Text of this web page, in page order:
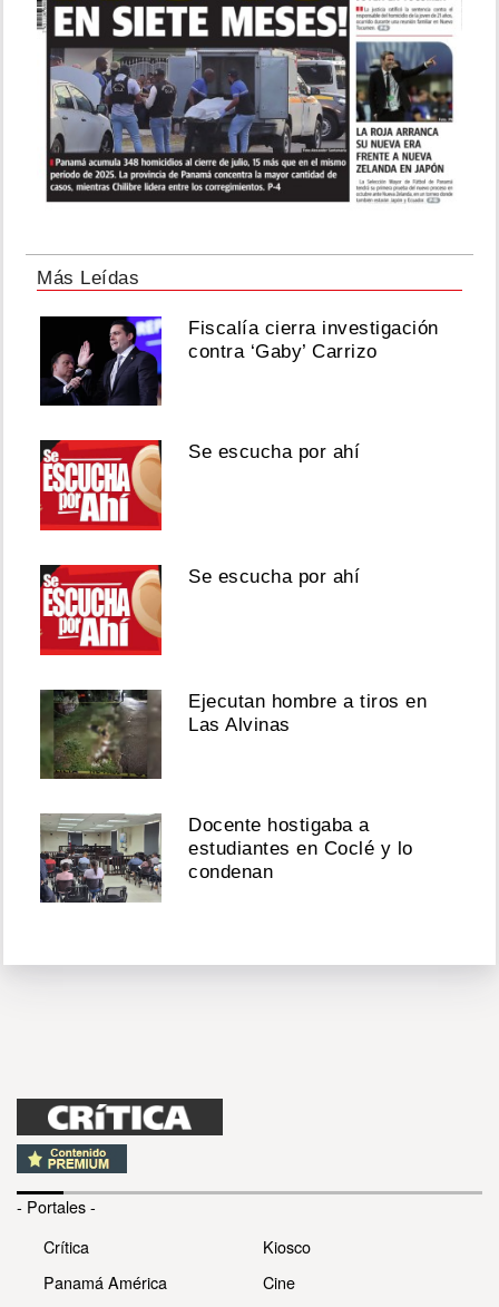
Más Leídas
Fiscalía cierra investigación
contra ‘Gaby’ Carrizo
Se escucha por ahí
Se escucha por ahí
Ejecutan hombre a tiros en
Las Alvinas
Docente hostigaba a
estudiantes en Coclé y lo
condenan
- Portales -
Crítica
Panamá América
Kiosco
Cine